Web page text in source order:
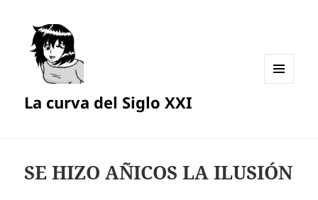
La curva del Siglo XXI
SE HIZO AÑICOS LA ILUSIÓN